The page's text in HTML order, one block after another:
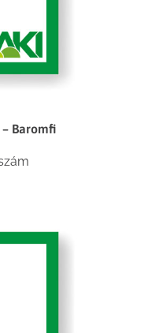
Baromfi